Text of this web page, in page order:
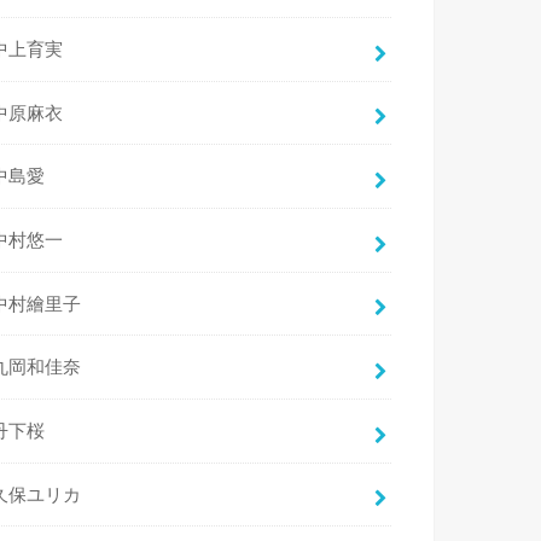
上育実
原麻衣
島愛
村悠一
村繪里子
岡和佳奈
下桜
保ユリカ